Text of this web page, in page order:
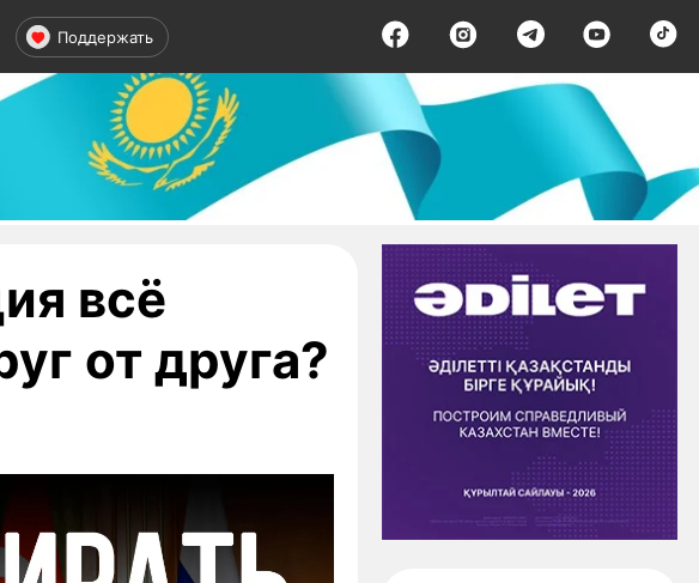
Поддержать
всё
от друга?